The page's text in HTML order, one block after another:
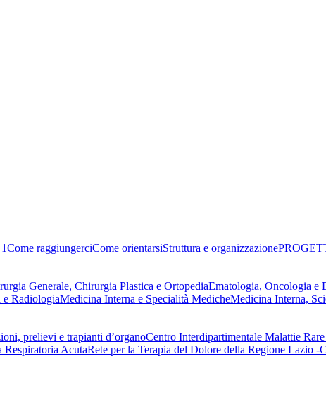
Come raggiungerciCome orientarsiStruttura e organizzazione
Generale, Chirurgia Plastica e OrtopediaEmatologia, Oncologia e
RadiologiaMedicina Interna e Specialità MedicheMedicina Interna,
prelievi e trapianti d’organoCentro Interdipartimentale Malattie
Respiratoria AcutaRete per la Terapia del Dolore della Regione Lazio -